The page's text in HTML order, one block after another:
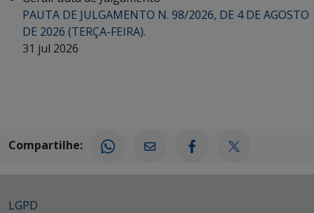
PAUTA DE JULGAMENTO N. 98/2026, DE 4 DE AGOSTO
DE 2026 (TERÇA-FEIRA).
31 jul 2026
Compartilhe:
LGPD